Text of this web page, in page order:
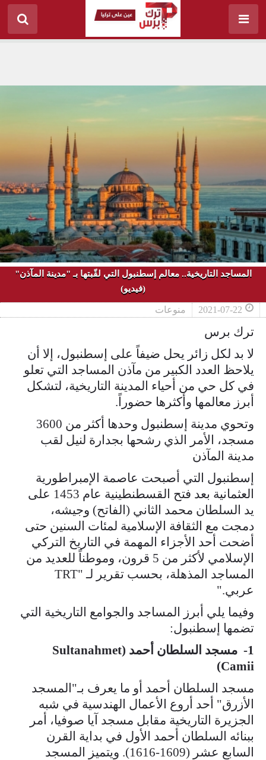
المساجد التاريخية.. معالم إسطنبول التي لقّبتها بـ "مدينة المآذن"
(فيديو)
2021-07-22 منوعات
ترك برس
لا بد لكل زائر يحل ضيفاً على إسطنبول، إلا أن
يلاحظ العدد الكبير من مآذن المساجد التي تعلو
في كل حي من أحياء المدينة التاريخية، لتشكل
أبرز معالمها وأكثرها حضوراً.
وتحوي مدينة إسطنبول وحدها أكثر من 3600
مسجد، الأمر الذي رشحها بجدارة لنيل لقب
مدينة المآذن
إسطنبول التي أصبحت عاصمة الإمبراطورية
العثمانية بعد فتح القسطنطينية عام 1453 على
يد السلطان محمد الثاني (الفاتح) وجيشه،
دمجت مع الثقافة الإسلامية لمئات السنين حتى
أضحت أحد الأجزاء المهمة في التاريخ التركي
الإسلامي لأكثر من 5 قرون، وموطناً للعديد من
المساجد المذهلة، بحسب تقرير لـ "TRT
عربي."
وفيما يلي أبرز المساجد والجوامع التاريخية التي
تضمها إسطنبول:
1- مسجد السلطان أحمد (Sultanahmet
Camii)
مسجد السلطان أحمد أو ما يعرف بـ"المسجد
الأزرق" أحد أروع الأعمال الهندسية في شبه
الجزيرة التاريخية مقابل مسجد آيا صوفيا، أمر
ببنائه السلطان أحمد الأول في بداية القرن
السابع عشر (1609-1616). ويتميز المسجد